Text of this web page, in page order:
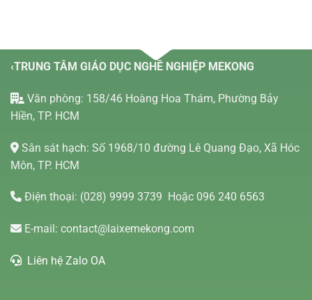
‹TRUNG TÂM GIÁO DỤC NGHỀ NGHIỆP MEKONG
Văn phòng: 158/46 Hoàng Hoa Thám, Phường Bảy
Hiền, TP. HCM
Sân sát hạch: Số 1968/10 đường Lê Quang Đạo, Xã Hóc
Môn, TP. HCM
Điện thoại: (028) 9999 3739 Hoặc 096 240 6563
E-mail: contact@laixemekong.com
Liên hệ Zalo OA